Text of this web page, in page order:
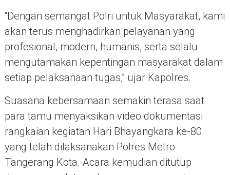
“Dengan semangat Polri untuk Masyarakat, kami
akan terus menghadirkan pelayanan yang
profesional, modern, humanis, serta selalu
mengutamakan kepentingan masyarakat dalam
setiap pelaksanaan tugas,” ujar Kapolres.
Suasana kebersamaan semakin terasa saat
para tamu menyaksikan video dokumentasi
rangkaian kegiatan Hari Bhayangkara ke-80
yang telah dilaksanakan Polres Metro
Tangerang Kota. Acara kemudian ditutup